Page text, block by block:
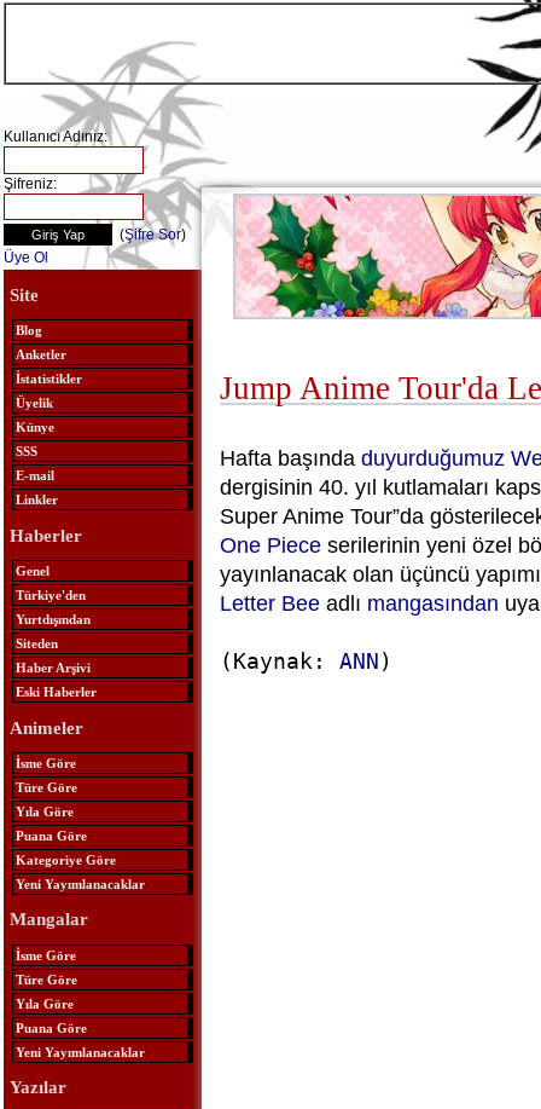
Kullanıcı Adınız:
Şifreniz:
(Şifre Sor)
Üye Ol
Site
Blog
Anketler
İstatistikler
Üyelik
Künye
SSS
E-mail
Linkler
Haberler
Genel
Türkiye'den
Yurtdışından
Siteden
Haber Arşivi
Eski Haberler
Animeler
İsme Göre
Türe Göre
Yıla Göre
Puana Göre
Kategoriye Göre
Yeni Yayımlanacaklar
Mangalar
İsme Göre
Türe Göre
Yıla Göre
Puana Göre
Yeni Yayımlanacaklar
Yazılar
Jump Anime Tour'da
Hafta başında duyurduğumuz
dergisinin 40. yıl kutlamaları
Super Anime Tour”da
One Pieceserilerinin yeni özel
yayınlanacak olan üçüncü
Letter Beeadlı mangasından
(Kaynak: ANN)